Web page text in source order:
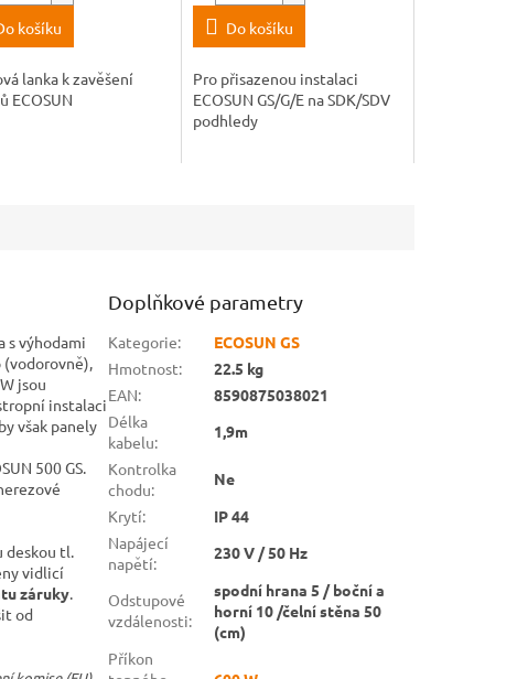
košíku
lanka k zavěšení
ECOSUN
Do košíku
Pro přisazenou instalaci
ECOSUN GS/G/E na SDK/SDV
podhledy
s výhodami
(vodorovně),
jsou
instalaci
však panely
500 GS.
deskou tl.
vidlicí
záruky.
od
Doplňkové parametry
Kategorie:
ECOSUN GS
Hmotnost:
22.5 kg
EAN:
8590875038021
Délka
kabelu:
1,9m
Kontrolka
chodu:
Ne
Krytí:
IP 44
Napájecí
napětí:
230 V / 50 Hz
Odstupové
vzdálenosti:
spodní hrana 5 / boční a
horní 10 /čelní stěna 50
(cm)
Příkon